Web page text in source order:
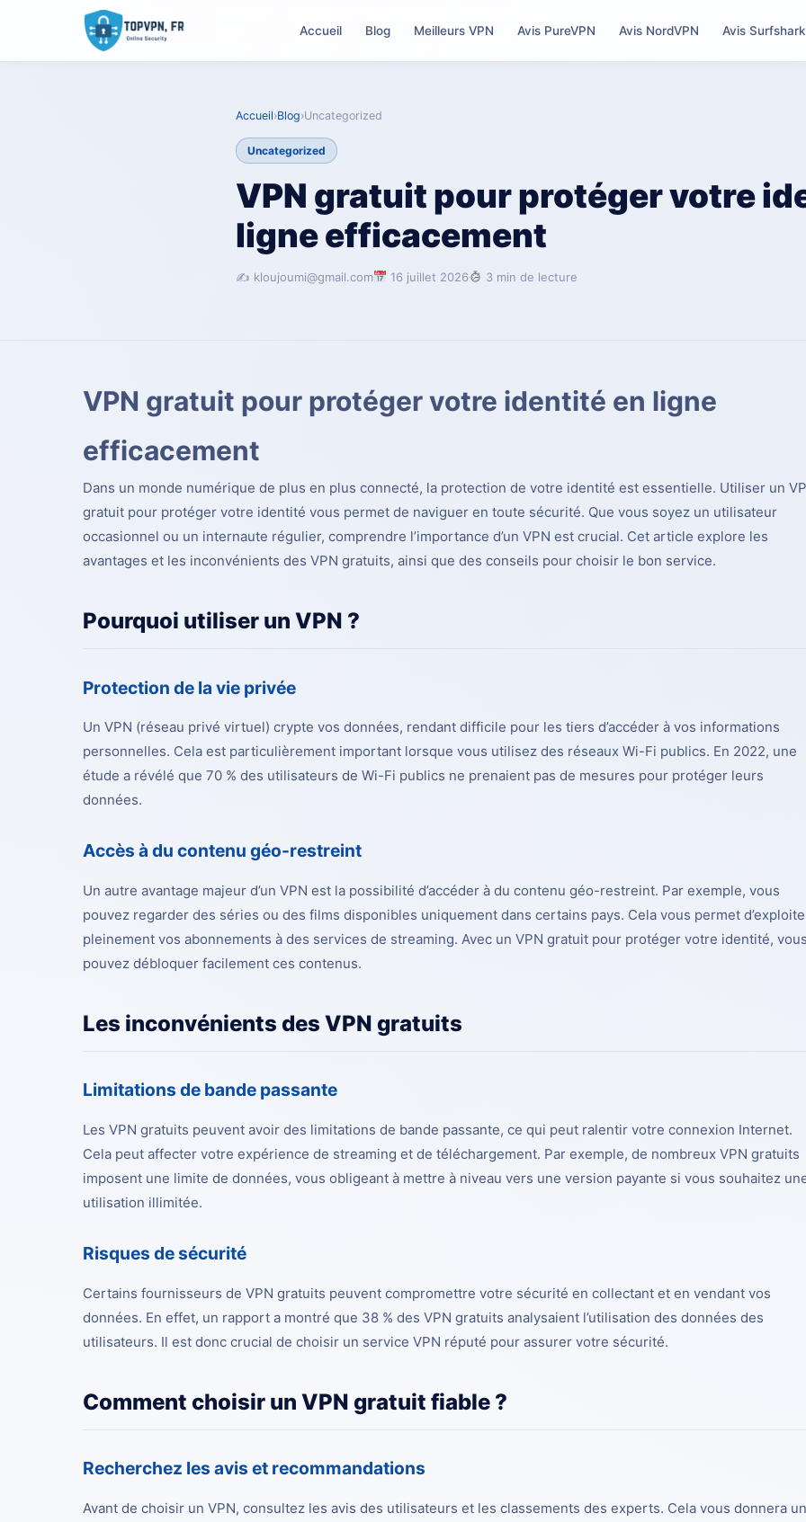
Accueil Blog Meilleurs VPN Avis PureVPN Avis NordVPN Avis Surfshark
Accueil›Blog›Uncategorized
Uncategorized
VPN gratuit pour protéger votre
ligne efficacement
✍️ kloujoumi@gmail.com 16 juillet 2026 3 min de lecture
VPN gratuit pour protéger votre identité en ligne
efficacement
Dans un monde numérique de plus en plus connecté, la protection de votre identité est essentielle. Utiliser un
gratuit pour protéger votre identité vous permet de naviguer en toute sécurité. Que vous soyez un utilisateur
occasionnel ou un internaute régulier, comprendre l’importance d’un VPN est crucial. Cet article explore les
avantages et les inconvénients des VPN gratuits, ainsi que des conseils pour choisir le bon service.
Pourquoi utiliser un VPN ?
Protection de la vie privée
Un VPN (réseau privé virtuel) crypte vos données, rendant difficile pour les tiers d’accéder à vos informations
personnelles. Cela est particulièrement important lorsque vous utilisez des réseaux Wi-Fi publics. En 2022, une
étude a révélé que 70 % des utilisateurs de Wi-Fi publics ne prenaient pas de mesures pour protéger leurs
données.
Accès à du contenu géo-restreint
Un autre avantage majeur d’un VPN est la possibilité d’accéder à du contenu géo-restreint. Par exemple, vous
pouvez regarder des séries ou des films disponibles uniquement dans certains pays. Cela vous permet
pleinement vos abonnements à des services de streaming. Avec un VPN gratuit pour protéger votre identité,
pouvez débloquer facilement ces contenus.
Les inconvénients des VPN gratuits
Limitations de bande passante
Les VPN gratuits peuvent avoir des limitations de bande passante, ce qui peut ralentir votre connexion Internet.
Cela peut affecter votre expérience de streaming et de téléchargement. Par exemple, de nombreux VPN gratuits
imposent une limite de données, vous obligeant à mettre à niveau vers une version payante si vous souhaitez
utilisation illimitée.
Risques de sécurité
Certains fournisseurs de VPN gratuits peuvent compromettre votre sécurité en collectant et en vendant vos
données. En effet, un rapport a montré que 38 % des VPN gratuits analysaient l’utilisation des données des
utilisateurs. Il est donc crucial de choisir un service VPN réputé pour assurer votre sécurité.
Comment choisir un VPN gratuit fiable ?
Recherchez les avis et recommandations
Avant de choisir un VPN, consultez les avis des utilisateurs et les classements des experts. Cela vous donnera